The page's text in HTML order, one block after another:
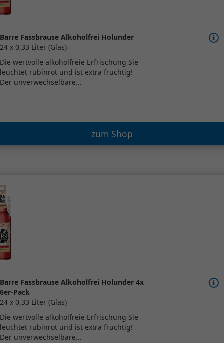
Barre Fassbrause Alkoholfrei Holunder
24 x 0,33 Liter (Glas)
Die wertvolle alkoholfreie Erfrischung Sie
leuchtet rubinrot und ist extra fruchtig!
Der unverwechselbare...
zum Shop
Barre Fassbrause Alkoholfrei Holunder 4x
6er-Pack
24 x 0,33 Liter (Glas)
Die wertvolle alkoholfreie Erfrischung Sie
leuchtet rubinrot und ist extra fruchtig!
Der unverwechselbare...